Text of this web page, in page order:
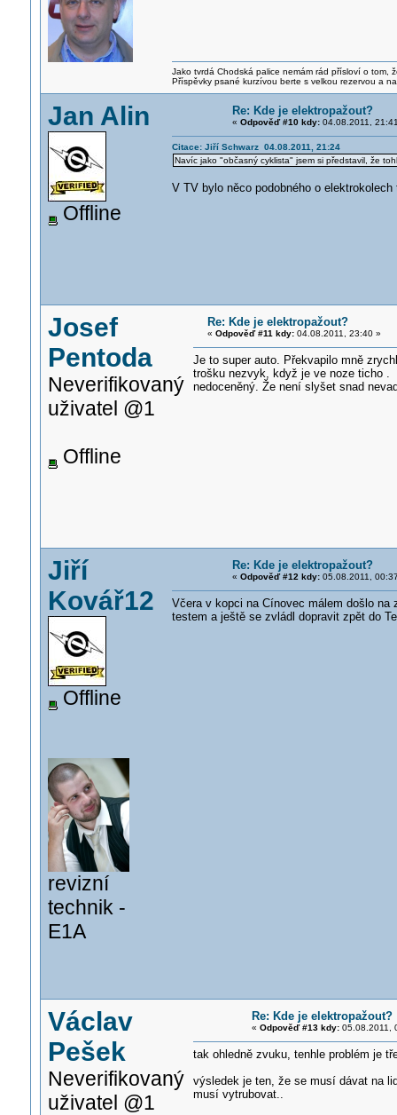
Jako tvrdá Chodská palice nemám rád přísloví o tom,
Příspěvky psané kurzívou berte s velkou rezervou a
Jan Alin
Offline
Re: Kde je elektropažout?
« Odpověď #10 kdy:04.08.2011,
Citace: Jiří Schwarz 04.08.2011, 21:24
Navíc jako "občasný cyklista" jsem si představil, že
V TV bylo něco podobného o
Josef
Pentoda
Neverifikovaný
uživatel @1
Offline
Re: Kde je elektropažout?
« Odpověď #11 kdy:04.08.2011, 23:40 »
Je to super auto. Překvapilo mně
trošku nezvyk, když je ve noze ticho .
nedoceněný. Že není slyšet snad
Jiří
Kovář12
Offline
revizní
technik -
E1A
Re: Kde je elektropažout?
« Odpověď #12 kdy:05.08.2011,
Včera v kopci na Cínovec málem došlo
testem a ještě se zvládl dopravit zpět do
Václav
Pešek
Neverifikovaný
uživatel @1
Re: Kde je elektropažout?
« Odpověď #13 kdy:05.08.2011,
tak ohledně zvuku, tenhle problém je
výsledek je ten, že se musí dávat na
musí vytrubovat..